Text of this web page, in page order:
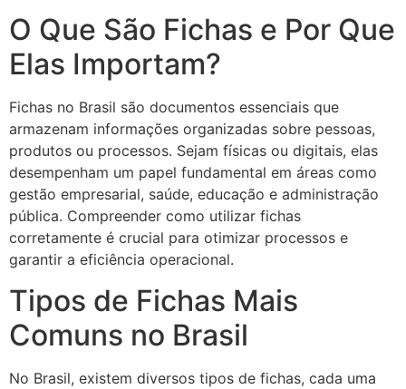
O Que São Fichas e Por Que
Elas Importam?
Fichas no Brasil são documentos essenciais que
armazenam informações organizadas sobre pessoas,
produtos ou processos. Sejam físicas ou digitais, elas
desempenham um papel fundamental em áreas como
gestão empresarial, saúde, educação e administração
pública. Compreender como utilizar fichas
corretamente é crucial para otimizar processos e
garantir a eficiência operacional.
Tipos de Fichas Mais
Comuns no Brasil
No Brasil, existem diversos tipos de fichas, cada uma